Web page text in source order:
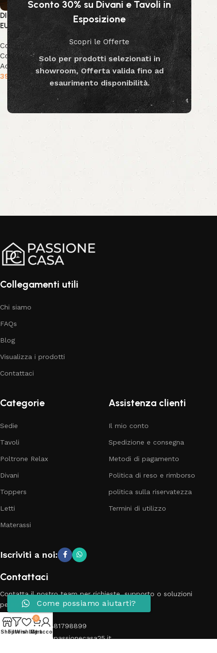
Sconto 30% su Divani e Tavoli in
Esposizione
Scopri le Offerte
Solo per prodotti selezionati in
showroom, Offerta valida fino ad
esaurimento disponibilità.
DIFFUSORE FRAG LIMONE ED
EUCALIPTO
Collezione Bizzotto ,
Collezione Decor,Decor &
Accessori
39.99 € - 79.99€
Scegli
Collegamenti utili
Chi siamo
FAQs
Blog
Visualizza i prodotti
Contattaci
Categorie
Sedie
Tavoli
Poltrone Relax
Divani
Toppers
Letti
Materassi
Assistenza clienti
Il mio conto
Spedizione e consegna
Metodi di pagamento
Politica di reso e rimborso
politica sulla riservatezza
Termini di utilizzo
Iscriviti a noi:
Contattaci
Contatta il nostro team per richieste, supporto o soluzioni
personalizzate in base alle tue esigenze.
Telefono: 3881798899
Email: info@passionecasa25.it
ShopFilters
Wishlist
0
Cart
My account
Come possiamo aiutarti?